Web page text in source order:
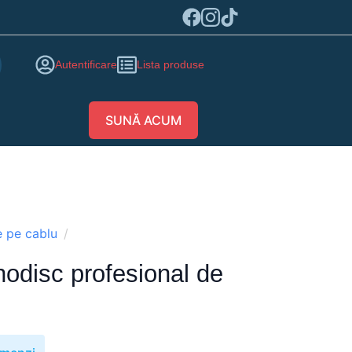
Autentificare Lista produse
SUNĂ ACUM
pe cablu
profesional de